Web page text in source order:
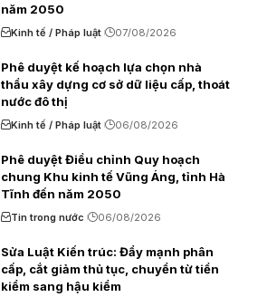
năm 2050
Kinh tế / Pháp luật 07/08/2026
Phê duyệt kế hoạch lựa chọn nhà
thầu xây dựng cơ sở dữ liệu cấp, thoát
nước đô thị
Kinh tế / Pháp luật 06/08/2026
Phê duyệt Điều chỉnh Quy hoạch
chung Khu kinh tế Vũng Áng, tỉnh Hà
Tĩnh đến năm 2050
Tin trong nước 06/08/2026
Sửa Luật Kiến trúc: Đẩy mạnh phân
cấp, cắt giảm thủ tục, chuyển từ tiền
kiểm sang hậu kiểm